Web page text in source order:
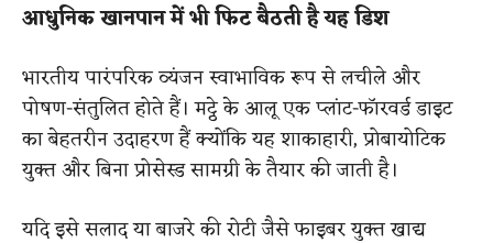
आधुनिक खानपान में भी फिट बैठती है यह डिश
भारतीय पारंपरिक व्यंजन स्वाभाविक रूप से लचीले और
पोषण-संतुलित होते हैं। मट्ठे के आलू एक प्लांट-फॉरवर्ड डाइट
का बेहतरीन उदाहरण हैं क्योंकि यह शाकाहारी, प्रोबायोटिक
युक्त और बिना प्रोसेस्ड सामग्री के तैयार की जाती है।
यदि इसे सलाद या बाजरे की रोटी जैसे फाइबर युक्त खाद्य